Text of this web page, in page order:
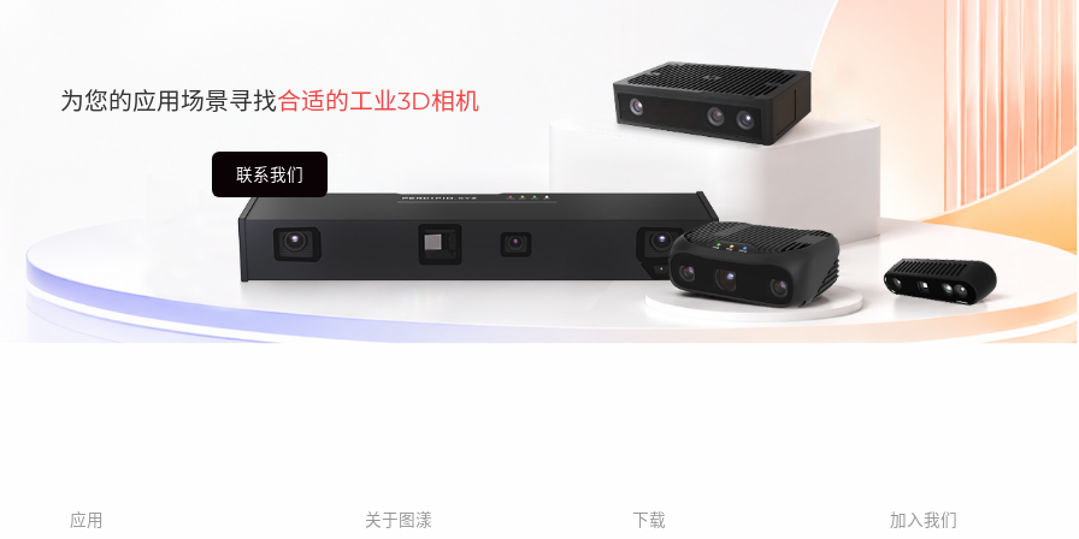
为您的应用场景寻找合适的工业3D相机
联系我们
应用 关于图漾 下载 加入我们